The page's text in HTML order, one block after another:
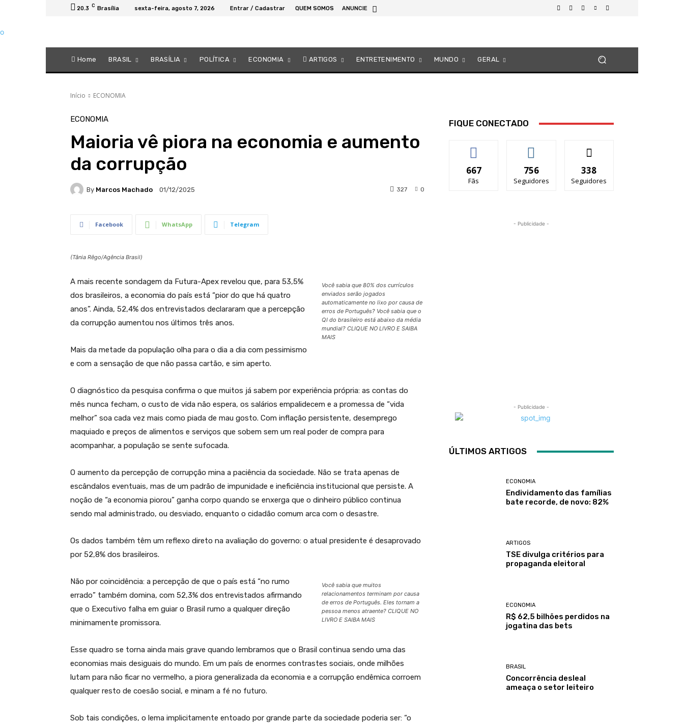
20.3 C Brasília sexta-feira, agosto 7, 2026 Entrar / Cadastrar QUEM SOMOS ANUNCIE
Home BRASIL BRASÍLIA POLÍTICA ECONOMIA ARTIGOS ENTRETENIMENTO MUNDO GERAL
Início ECONOMIA
ECONOMIA
Maioria vê piora na economia e aumento
da corrupção
By Marcos Machado 01/12/2025 0
327
Facebook WhatsApp Telegram
(Tânia Rêgo/Agência Brasil)
Você sabia que 80% dos currículos
enviados serão jogados
automaticamente no lixo por causa de
erros de Português? Você sabia que o
QI do brasileiro está abaixo da média
mundial? CLIQUE NO LIVRO E SAIBA
MAIS
A mais recente sondagem da Futura-Apex revelou que, para 53,5%
dos brasileiros, a economia do país está “pior do que há quatro
anos”. Ainda, 52,4% dos entrevistados declararam que a percepção
da corrupção aumentou nos últimos três anos.
Mais da metade da população olha para o dia a dia com pessimismo
e com a sensação de que não passa cartão, e sim aperto.
O diagnóstico da pesquisa confirma o que muitos já sabem por experiência própria: as contas do
mês nunca fecham, o custo de vida não espera, os salários empalidecem e a promessa de “vida
melhor” soa cada vez mais como piada de mau gosto. Com inflação persistente, desemprego
maquiado e preços de alimentos e serviços que sobem sem um real poder de compra para
acompanhar, a população se sente sufocada.
O aumento da percepção de corrupção mina a paciência da sociedade. Não se trata apenas de
escândalos eventuais, mas de um padrão de impunidade e ineficiência institucional que persiste. A
noção de “a economia piorou” ganha corpo quando se enxerga que o dinheiro público continua
sendo mal administrado, ou desviado, enquanto o cidadão comum arca com o desastre.
Os dados também têm um reflexo direto na avaliação do governo: o atual presidente é desaprovado
por 52,8% dos brasileiros.
Você sabia que muitos
relacionamentos terminam por causa
de erros de Português. Eles tornam a
pessoa menos atraente? CLIQUE NO
LIVRO E SAIBA MAIS
Não por coincidência: a percepção de que o país está “no rumo
errado” também domina, com 52,3% dos entrevistados afirmando
que o Executivo falha em guiar o Brasil rumo a qualquer direção
minimamente promissora.
Esse quadro se torna ainda mais grave quando lembramos que o Brasil continua sendo uma das
economias mais desiguais do mundo. Em um país de enormes contrastes sociais, onde milhões
lutam para não ficar no vermelho, a piora generalizada da economia e a corrupção endêmica corroem
qualquer resto de coesão social, e minam a fé no futuro.
Sob tais condições, o lema implicitamente entoado por grande parte da sociedade poderia ser: “o
FIQUE CONECTADO
667
Fãs
756
Seguidores
338
Seguidores
- Publicidade -
- Publicidade -
ÚLTIMOS ARTIGOS
ECONOMIA
Endividamento das famílias
bate recorde, de novo: 82%
ARTIGOS
TSE divulga critérios para
propaganda eleitoral
ECONOMIA
R$ 62,5 bilhões perdidos na
jogatina das bets
BRASIL
Concorrência desleal
ameaça o setor leiteiro